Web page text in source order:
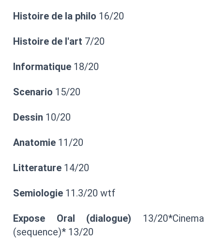
Histoire de la philo 16/20
Histoire de l'art 7/20
Informatique18/20
Scenario 15/20
Dessin 10/20
Anatomie11/20
Litterature14/20
Semiologie11.3/20 wtf
Expose Oral (dialogue) 13/20*Cinema
(sequence)* 13/20